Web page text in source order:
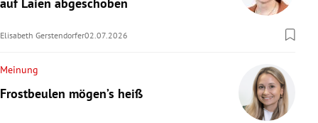
Elisabeth Gerstendorfer02.07.2026
Meinung
Frostbeulen mögen’s heiß